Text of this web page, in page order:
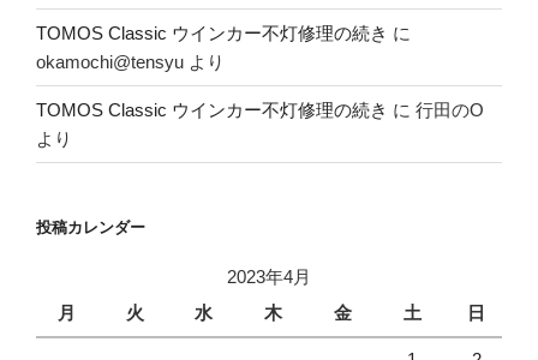
TOMOS Classic ウインカー不灯修理の続き に
okamochi@tensyu より
TOMOS Classic ウインカー不灯修理の続き に 行田のO
より
投稿カレンダー
2023年4月
月
火 水 木 金 土 日